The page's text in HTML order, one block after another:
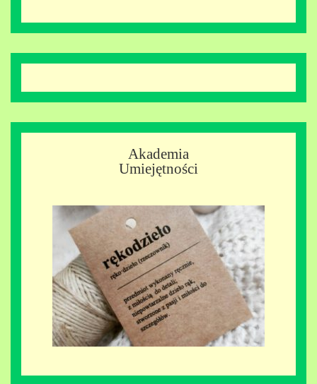
Akademia
Umiejętności